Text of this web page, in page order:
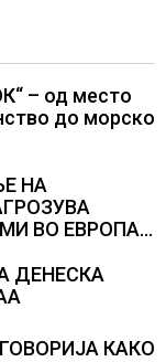
– од место
до морско
НА
ВО ЕВРОПА и
ДЕНЕСКА
КАКО